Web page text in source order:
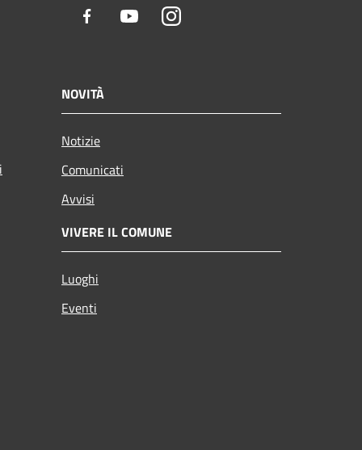
Facebook YoutubeInstagram
NOVITÀ
Notizie
Comunicati
Avvisi
VIVERE IL COMUNE
Luoghi
Eventi